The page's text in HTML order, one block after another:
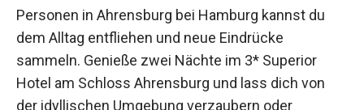
2 Personen in Ahrensburg bei Hamburg kannst
du dem Alltag entfliehen und neue Eindrücke
sammeln. Genieße zwei Nächte im 3* Superior
Hotel am Schloss Ahrensburg und lass dich von
der idyllischen Umgebung verzaubern oder